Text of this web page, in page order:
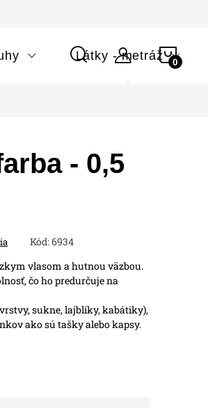
Látky - metráž
- 0,5
Kód:6934
vlasom a hutnou väzbou.
čo ho predurčuje na
sukne, lajblíky, kabátiky),
ako sú tašky alebo kapsy.